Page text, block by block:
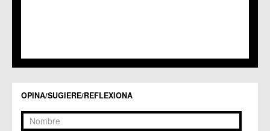
OPINA/SUGIERE/REFLEXIONA